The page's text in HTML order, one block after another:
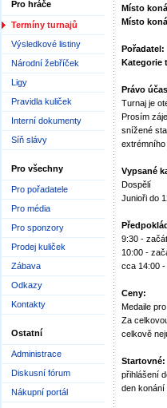
Pro hráče
Termíny turnajů
Výsledkové listiny
Národní žebříček
Ligy
Pravidla kuliček
Interní dokumenty
Síň slávy
Pro všechny
Pro pořadatele
Pro média
Pro sponzory
Prodej kuliček
Zábava
Odkazy
Kontakty
Ostatní
Administrace
Diskusní fórum
Nákupní portál
Místo
Místo
Pořadatel:
Kategorie
Právo
Turnaj je
Prosím
snížené
extrémního
Vypsané
Dospělí
Junioři do
9:30 -
10:00 -
cca 14:00
Ceny:
Medaile
Za
celkově
Startovné:
přihlášení
den konání